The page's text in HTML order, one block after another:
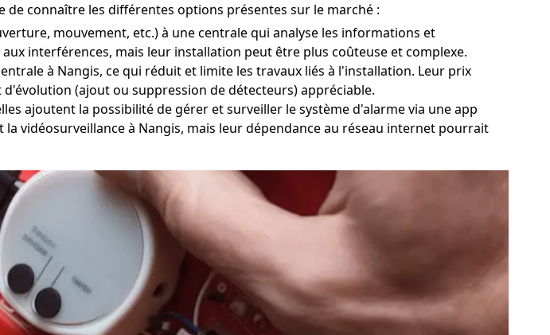
connaître les différentes options présentes sur le marché :
mouvement, etc.) à une centrale qui analyse les informations et
interférences, mais leur installation peut être plus coûteuse et complexe.
à Nangis, ce qui réduit et limite les travaux liés à l'installation. Leur prix
(ajout ou suppression de détecteurs) appréciable.
ajoutent la possibilité de gérer et surveiller le système d'alarme via une app
vidéosurveillance à Nangis, mais leur dépendance au réseau internet pourrait